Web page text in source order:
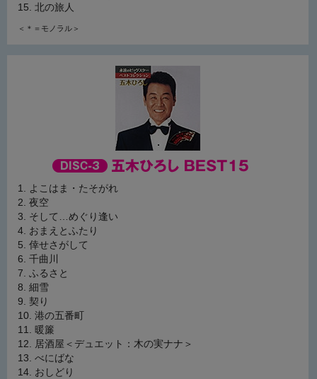
北の旅人
＜＊＝モノラル＞
よこはま・たそがれ
夜空
そして…めぐり逢い
おまえとふたり
倖せさがして
千曲川
ふるさと
細雪
契り
港の五番町
暖簾
居酒屋＜デュエット：木の実ナナ＞
べにばな
おしどり